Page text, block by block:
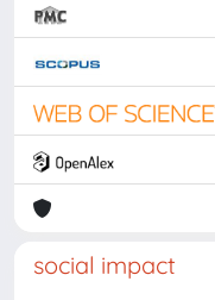
social impact